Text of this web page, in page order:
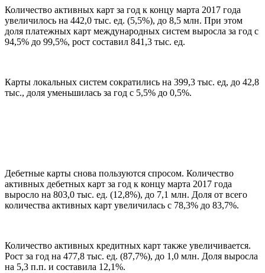
Количество активных карт за год к концу марта 2017 года
увеличилось на 442,0 тыс. ед. (5,5%), до 8,5 млн. При этом
доля платежных карт международных систем выросла за год с
94,5% до 99,5%, рост составил 841,3 тыс. ед.
Карты локальных систем сократились на 399,3 тыс. ед, до 42,8
тыс., доля уменьшилась за год с 5,5% до 0,5%.
Дебетные карты снова пользуются спросом. Количество
активных дебетных карт за год к концу марта 2017 года
выросло на 803,0 тыс. ед. (12,8%), до 7,1 млн. Доля от всего
количества активных карт увеличилась с 78,3% до 83,7%.
Количество активных кредитных карт также увеличивается.
Рост за год на 477,8 тыс. ед. (87,7%), до 1,0 млн. Доля выросла
на 5,3 п.п. и составила 12,1%.